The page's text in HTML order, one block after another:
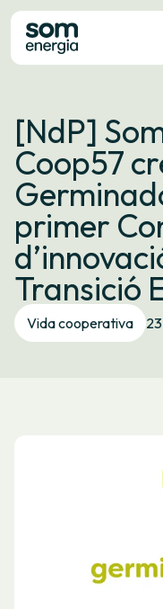
Tarifas
Servizos
Empresas
La
Contacto
Trámites
Oficina virtual
Idioma: ES CA GL
[NdP]
Coop57
primer
Transició
Vida cooperativa